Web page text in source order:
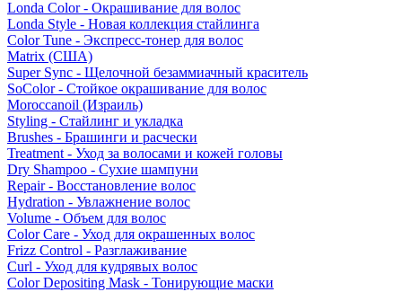
Londa Color - Окрашивание для волос
Londa Style - Новая коллекция стайлинга
Color Tune - Экспресс-тонер для волос
Matrix (США)
Super Sync - Щелочной безаммиачный краситель
SoColor - Стойкое окрашивание для волос
Moroccanoil (Израиль)
Styling - Стайлинг и укладка
Brushes - Брашинги и расчески
Treatment - Уход за волосами и кожей головы
Dry Shampoo - Сухие шампуни
Repair - Восстановление волос
Hydration - Увлажнение волос
Volume - Объем для волос
Color Care - Уход для окрашенных волос
Frizz Control - Разглаживание
Curl - Уход для кудрявых волос
Color Depositing Mask - Тонирующие маски